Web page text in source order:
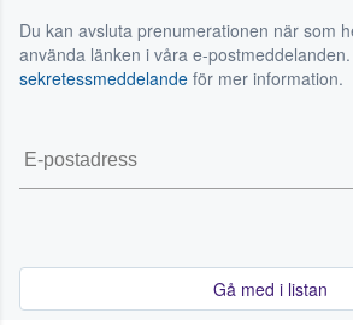
Du kan avsluta prenumerationen när som
använda länken i våra e-
sekretessmeddelande för mer information.
Gå med i listan